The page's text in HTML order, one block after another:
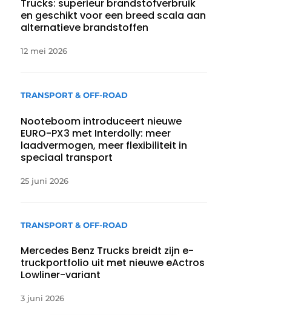
Trucks: superieur brandstofverbruik
en geschikt voor een breed scala aan
alternatieve brandstoffen
12 mei 2026
TRANSPORT & OFF-ROAD
Nooteboom introduceert nieuwe
EURO-PX3 met Interdolly: meer
laadvermogen, meer flexibiliteit in
speciaal transport
25 juni 2026
TRANSPORT & OFF-ROAD
Mercedes Benz Trucks breidt zijn e-
truckportfolio uit met nieuwe eActros
Lowliner-variant
3 juni 2026